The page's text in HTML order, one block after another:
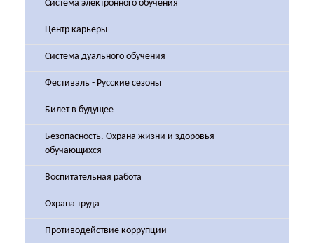
Система электронного обучения
Центр карьеры
Система дуального обучения
Фестиваль - Русские сезоны
Билет в будущее
Безопасность. Охрана жизни и здоровья
обучающихся
Воспитательная работа
Охрана труда
Противодействие коррупции